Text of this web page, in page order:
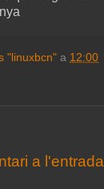
"linuxbcn" a 12:00
a l'entrada